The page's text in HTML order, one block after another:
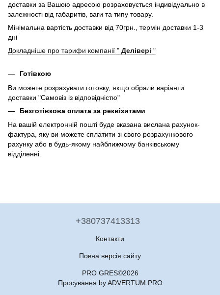
доставки за Вашою адресою розраховується індивідуально в
залежності від габаритів, ваги та типу товару.
Мінімальна вартість доставки від 70грн., термін доставки 1-3
дні
Докладніше про тарифи компанії " Делівері "
Готівкою
Ви можете розрахувати готовку, якщо обрали варіанти
доставки "Самовіз із відповідністю"
Безготівкова оплата за реквізитами
На вашій електронній пошті буде вказана вислана рахунок-
фактура, яку ви можете сплатити зі свого розрахункового
рахунку або в будь-якому найближчому банківському
відділенні.
+380737413313
Контакти
Повна версія сайту
PRO GRES©2026
Просування by ADVERTUM.PRO